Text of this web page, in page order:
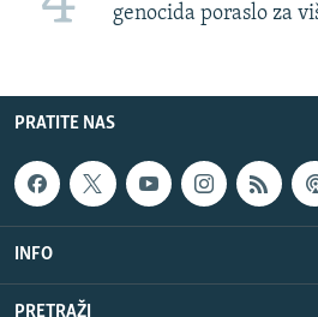
genocida poraslo za
PRATITE NAS
INFO
PRETRAŽI